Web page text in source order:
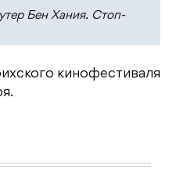
Бен Хания. Стоп-
кинофестиваля